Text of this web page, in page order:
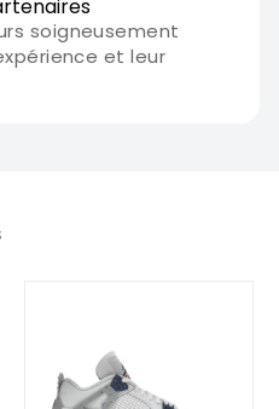
soigneusement
et leur